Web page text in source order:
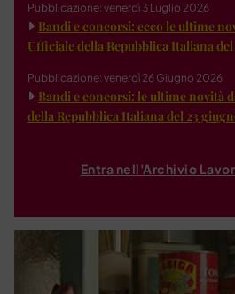
Pubblicazione: venerdì 3 Luglio 2026
Bandi e concorsi: ecco le ultime
Ufficiale della Repubblica Italiana
Pubblicazione: venerdì 26 Giugno 2026
Bandi e concorsi: le ultime novità
della Repubblica Italiana del 23
Entra nell'Archivio